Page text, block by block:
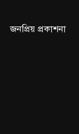
জনপ্রিয় প্রকাশনা